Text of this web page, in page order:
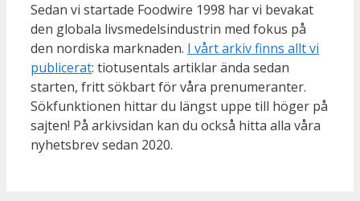
Sedan vi startade Foodwire 1998 har vi bevakat
den globala livsmedelsindustrin med fokus på
den nordiska marknaden. I vårt arkiv finns allt vi
publicerat: tiotusentals artiklar ända sedan
starten, fritt sökbart för våra prenumeranter.
Sökfunktionen hittar du längst uppe till höger på
sajten! På arkivsidan kan du också hitta alla våra
nyhetsbrev sedan 2020.